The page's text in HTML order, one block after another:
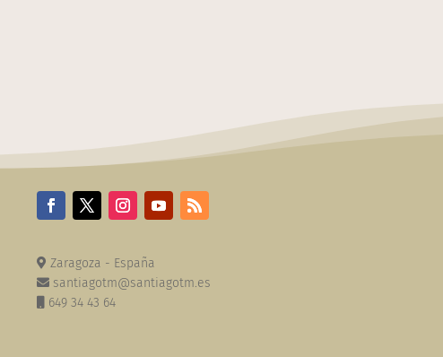
Zaragoza - España
santiagotm@santiagotm.es
649 34 43 64